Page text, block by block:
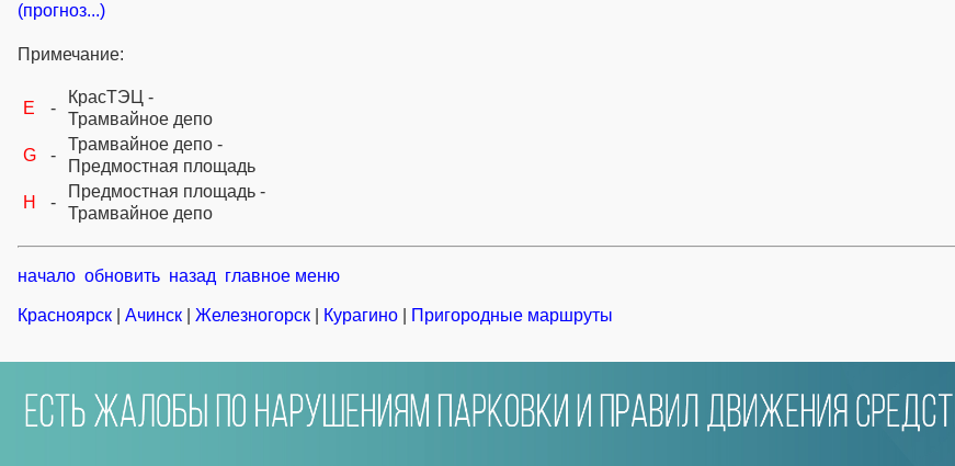
(прогноз...)
Примечание:
E -
КрасТЭЦ -
Трамвайное депо
G
-
Трамвайное депо -
Предмостная площадь
H
-
Предмостная площадь -
Трамвайное депо
начало обновить назад главное меню
Красноярск Ачинск Железногорск Курагино Пригородные маршруты